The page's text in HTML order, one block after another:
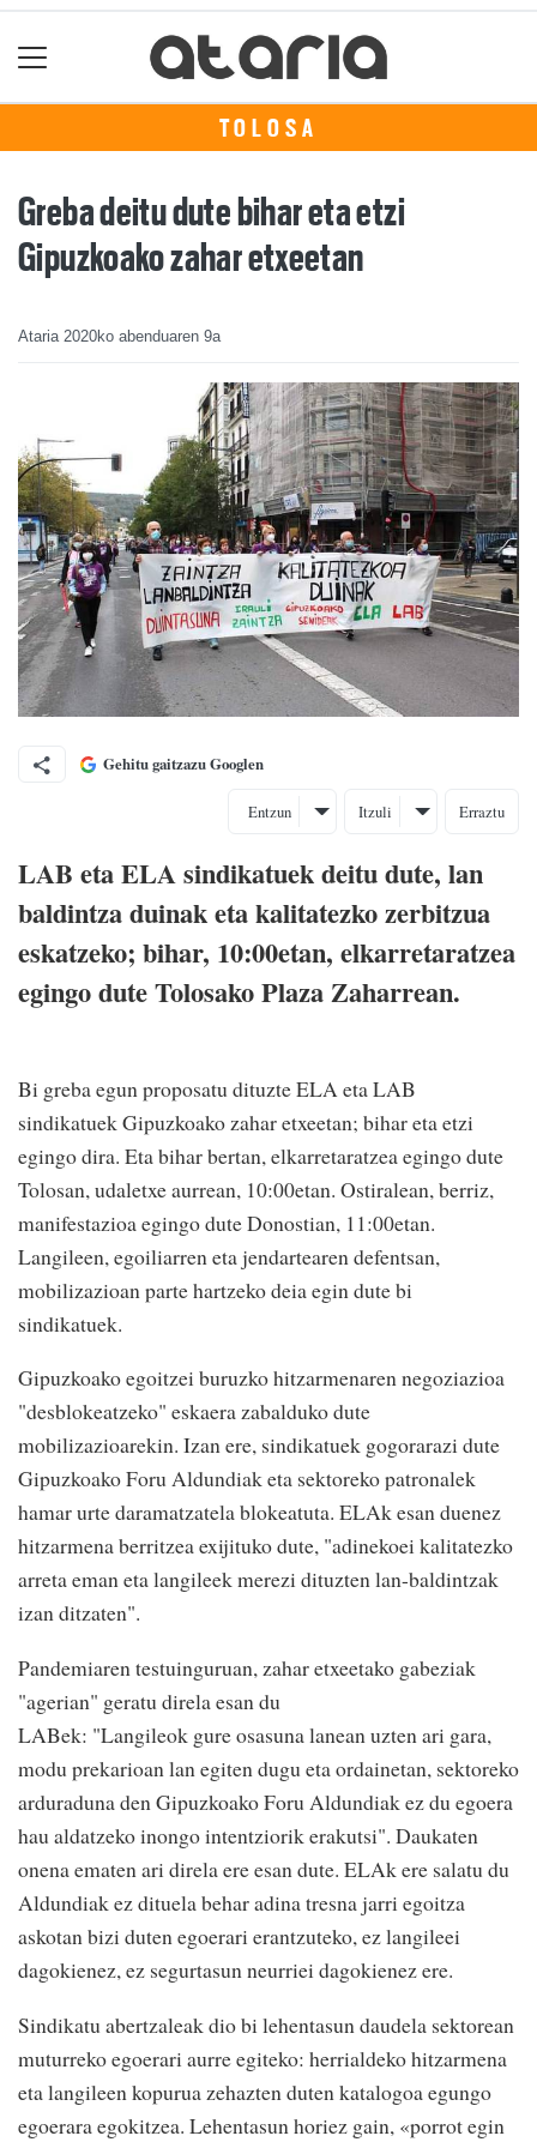
TOLOSA
Greba deitu dute bihar eta etzi
Gipuzkoako zahar etxeetan
Ataria 2020ko abenduaren 9a
Gehitu gaitzazu Googlen
Entzun Itzuli Erraztu
LAB eta ELA sindikatuek deitu dute, lan
baldintza duinak eta kalitatezko zerbitzua
eskatzeko; bihar, 10:00etan, elkarretaratzea
egingo dute Tolosako Plaza Zaharrean.
Bi greba egun proposatu dituzte ELA eta LAB
sindikatuek Gipuzkoako zahar etxeetan; bihar eta etzi
egingo dira. Eta bihar bertan, elkarretaratzea egingo dute
Tolosan, udaletxe aurrean, 10:00etan. Ostiralean, berriz,
manifestazioa egingo dute Donostian, 11:00etan.
Langileen, egoiliarren eta jendartearen defentsan,
mobilizazioan parte hartzeko deia egin dute bi
sindikatuek.
Gipuzkoako egoitzei buruzko hitzarmenaren negoziazioa
"desblokeatzeko" eskaera zabalduko dute
mobilizazioarekin. Izan ere, sindikatuek gogorarazi dute
Gipuzkoako Foru Aldundiak eta sektoreko patronalek
hamar urte daramatzatela blokeatuta. ELAk esan duenez
hitzarmena berritzea exijituko dute, "adinekoei kalitatezko
arreta eman eta langileek merezi dituzten lan-baldintzak
izan ditzaten".
Pandemiaren testuinguruan, zahar etxeetako gabeziak
"agerian" geratu direla esan du
LABek: "Langileok gure osasuna lanean uzten ari gara,
modu prekarioan lan egiten dugu eta ordainetan, sektoreko
arduraduna den Gipuzkoako Foru Aldundiak ez du egoera
hau aldatzeko inongo intentziorik erakutsi". Daukaten
onena ematen ari direla ere esan dute. ELAk ere salatu du
Aldundiak ez dituela behar adina tresna jarri egoitza
askotan bizi duten egoerari erantzuteko, ez langileei
dagokienez, ez segurtasun neurriei dagokienez ere.
Sindikatu abertzaleak dio bi lehentasun daudela sektorean
muturreko egoerari aurre egiteko: herrialdeko hitzarmena
eta langileen kopurua zehazten duten katalogoa egungo
egoerara egokitzea. Lehentasun horiez gain, «porrot egin